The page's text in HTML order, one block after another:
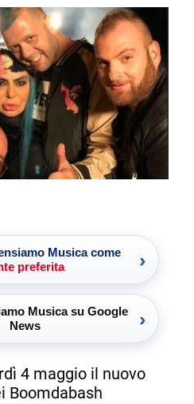
Musica come
preferita
›
Musica su Google
News
›
4 maggio il nuovo
Boomdabash